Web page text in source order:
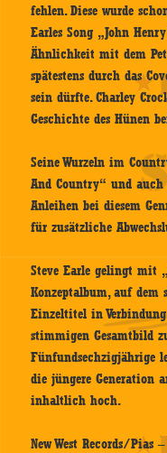
fehlen. Diese wurde
Earles Song „John
Ähnlichkeit mit dem
spätestens durch das
sein dürfte. Charley
Geschichte des Hünen
Seine Wurzeln im
And Country“ und auch
Anleihen bei diesem
für zusätzliche
Steve Earle gelingt mit
Konzeptalbum, auf dem
Einzeltitel in
stimmigen Gesamtbild
Fünfundsechzigjährige
die jüngere Generation
inhaltlich hoch.
New West Records/Pias